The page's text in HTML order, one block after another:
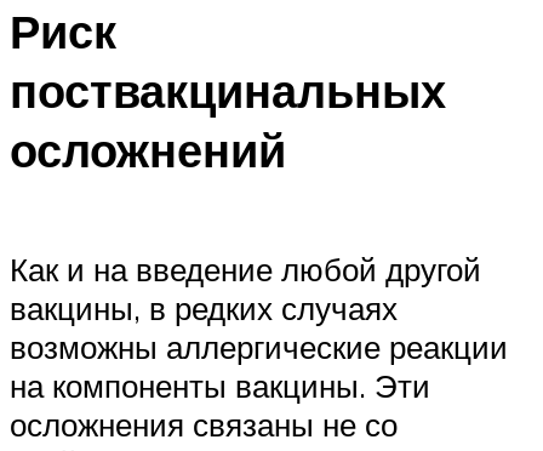
Риск
поствакцинальных
осложнений
Как и на введение любой другой
вакцины, в редких случаях
возможны аллергические реакции
на компоненты вакцины. Эти
осложнения связаны не со